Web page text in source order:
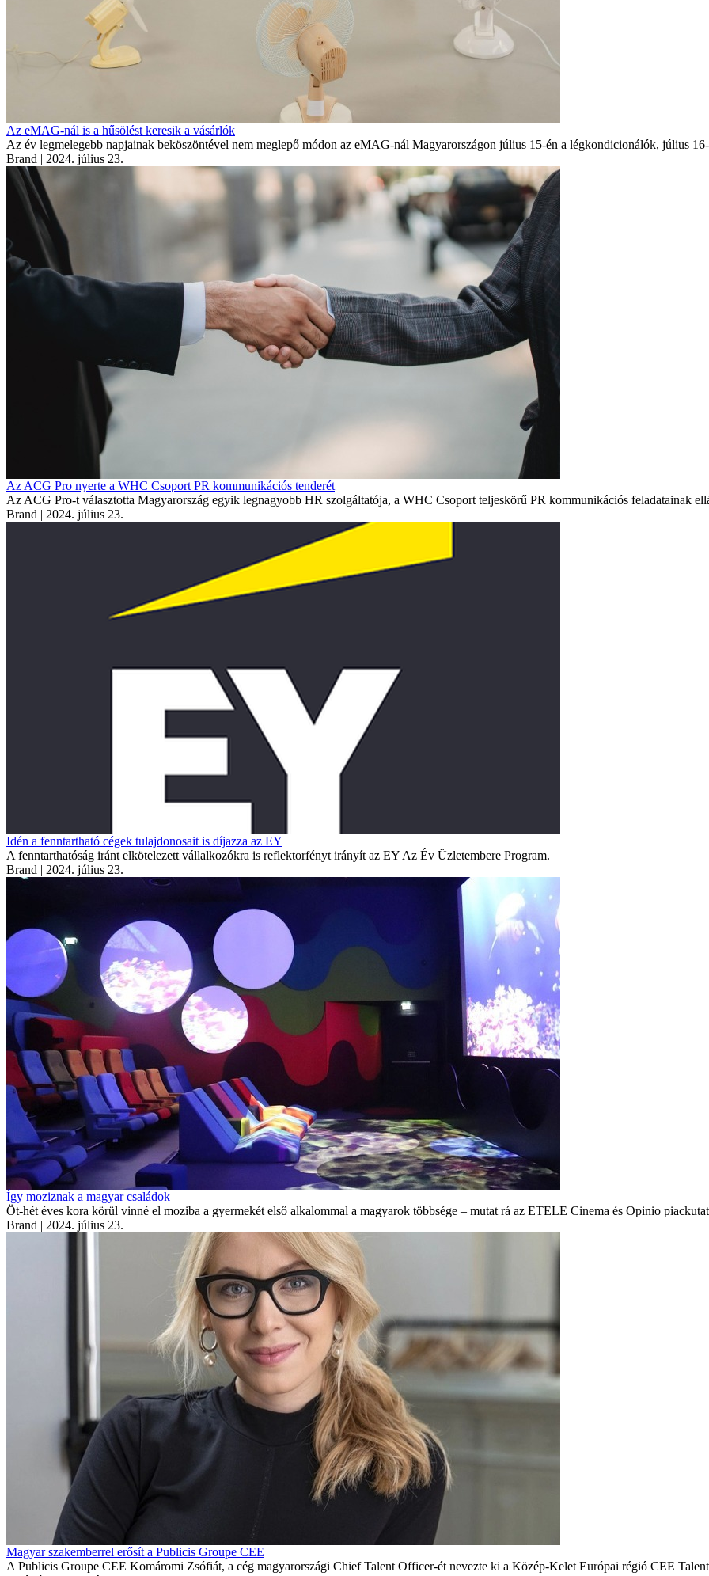
Az eMAG-nál is a hűsölést keresik a vásárlók
Az év legmelegebb napjainak beköszöntével nem meglepő módon az eMAG-nál Magyarországon július 15-én a légkondicionálók, július
Brand | 2024. július 23.
Az ACG Pro nyerte a WHC Csoport PR kommunikációs tenderét
Az ACG Pro-t választotta Magyarország egyik legnagyobb HR szolgáltatója, a WHC Csoport teljeskörű PR kommunikációs feladatainak
Brand | 2024. július 23.
Idén a fenntartható cégek tulajdonosait is díjazza az EY
A fenntarthatóság iránt elkötelezett vállalkozókra is reflektorfényt irányít az EY Az Év Üzletembere Program.
Brand | 2024. július 23.
Így moziznak a magyar családok
Öt-hét éves kora körül vinné el moziba a gyermekét első alkalommal a magyarok többsége – mutat rá az ETELE Cinema és Opinio
Brand | 2024. július 23.
Magyar szakemberrel erősít a Publicis Groupe CEE
A Publicis Groupe CEE Komáromi Zsófiát, a cég magyarországi Chief Talent Officer-ét nevezte ki a Közép-Kelet Európai régió CEE